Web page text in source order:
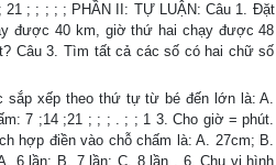
21 ; ; ; ; ; PHẦN II: TỰ LUẬN: Câu 1. Đặt
được 40 km, giờ thứ hai chạy được 48
Câu 3. Tìm tất cả các số có hai chữ số
sắp xếp theo thứ tự từ bé đến lớn là: A.
7 ;14 ;21 ; ; ; . ; ; 1 3. Cho giờ = phút.
hợp điền vào chỗ chấm là: A. 27cm; B.
6 lần; B. 7 lần; C. 8 lần . 6. Chu vi hình